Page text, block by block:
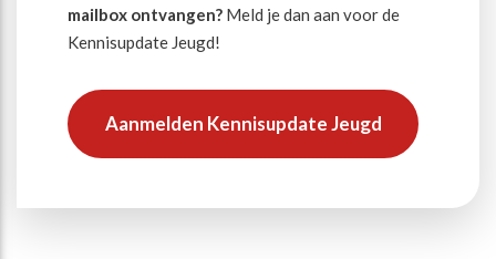
mailbox ontvangen? Meld je dan aan voor de
Kennisupdate Jeugd!
Aanmelden Kennisupdate Jeugd